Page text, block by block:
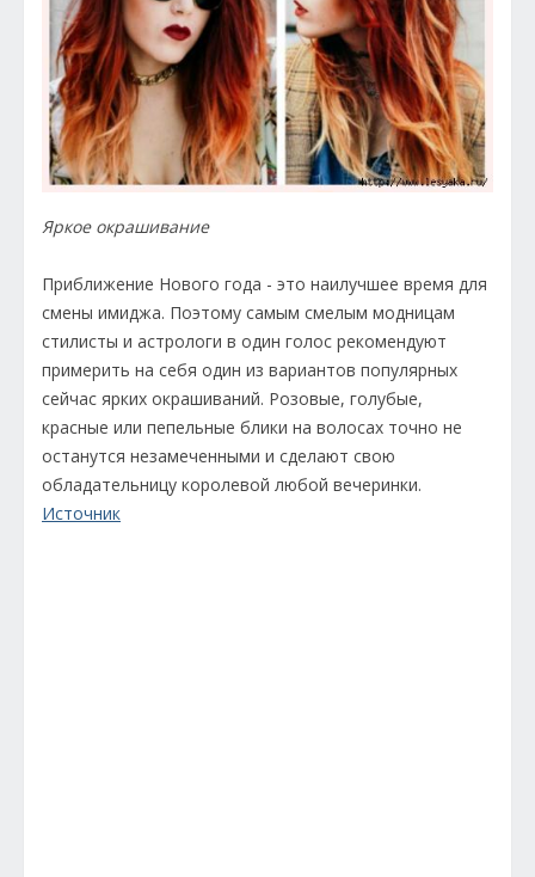
Яркое окрашивание
Приближение Нового года - это наилучшее время для
смены имиджа. Поэтому самым смелым модницам
стилисты и астрологи в один голос рекомендуют
примерить на себя один из вариантов популярных
сейчас ярких окрашиваний. Розовые, голубые,
красные или пепельные блики на волосах точно не
останутся незамеченными и сделают свою
обладательницу королевой любой вечеринки.
Источник